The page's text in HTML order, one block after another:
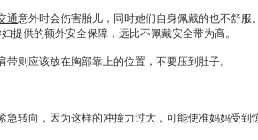
通意外时会伤害胎儿，同时她们自身佩戴的也不舒
提供的额外安全保障，远比不佩戴安全带为高。
则应该放在胸部靠上的位置，不要压到肚子。
向，因为这样的冲撞力过大，可能使准妈妈受到